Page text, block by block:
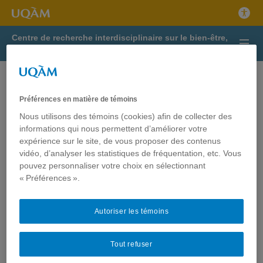
Centre de recherche interdisciplinaire sur le bien-être,
doctorat financé| date limite: 15
janvier 2021
L’équipe de Marie Laberge, PhD., souhaite recruter des
candidat.es pour réaliser une maîtrise de recherche ou un
doctorat en sciences de la réadaptation.
Préférences en matière de témoins
Nous utilisons des témoins (cookies) afin de collecter des
informations qui nous permettent d’améliorer votre
expérience sur le site, de vous proposer des contenus
vidéo, d’analyser les statistiques de fréquentation, etc. Vous
pouvez personnaliser votre choix en sélectionnant
« Préférences ».
Tout refuser
Autoriser les témoins